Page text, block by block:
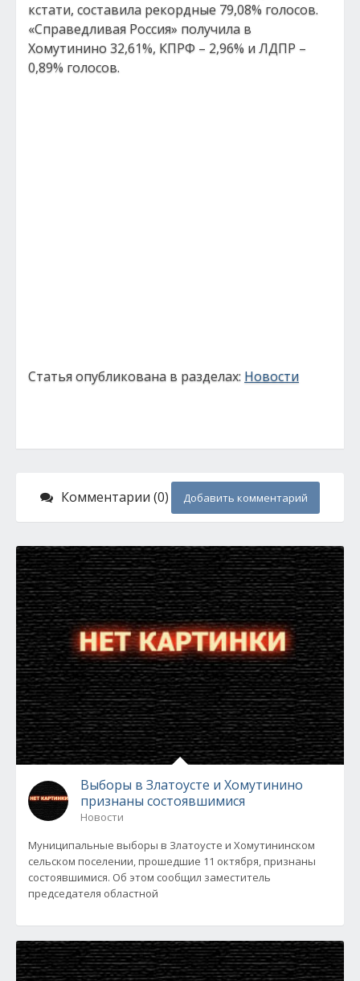
кстати, составила рекордные 79,08% голосов.
«Справедливая Россия» получила в
Хомутинино 32,61%, КПРФ – 2,96% и ЛДПР –
0,89% голосов.
Статья опубликована в разделах: Новости
Комментарии (0) Добавить комментарий
Выборы в Златоусте и Хомутинино
признаны состоявшимися
Новости
Муниципальные выборы в Златоусте и Хомутининском
сельском поселении, прошедшие 11 октября, признаны
состоявшимися. Об этом сообщил заместитель
председателя областной